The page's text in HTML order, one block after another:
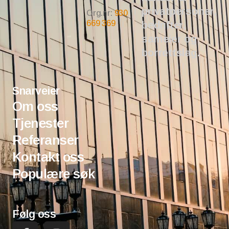
Org.nr:930
669 369
privatpersoner,
bedrifter,
sameier og
borrettslag.
Snarveier
Om oss
Tjenester
Referanser
Kontakt oss
Populære søk
Følg oss